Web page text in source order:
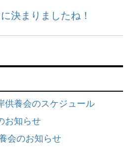
決まりましたね！
供養会のスケジュール
お知らせ
会のお知らせ